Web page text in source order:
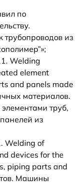
по
из
Welding
element
and panels made
материалов.
труб,
из
Welding of
devices for the
piping parts and
Машины